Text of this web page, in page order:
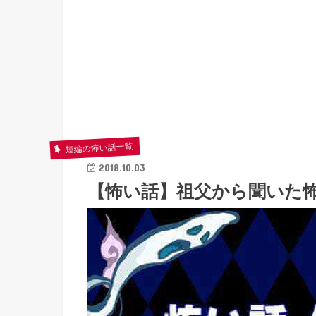
短編の怖い話一覧
2018.10.03
【怖い話】祖父から聞いた